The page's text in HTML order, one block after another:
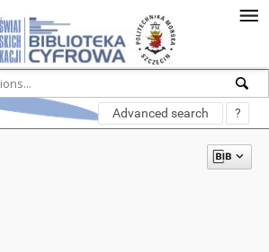
Advanced search ?